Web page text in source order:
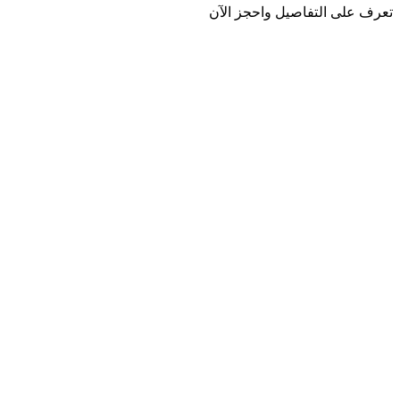
تعرف على التفاصيل واحجز الآن